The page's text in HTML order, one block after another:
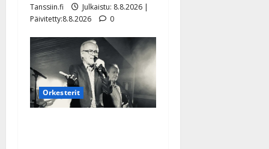
Tanssiin.fi
Julkaistu: 8.8.2026 |
Päivitetty:8.8.2026
0
Orkesterit